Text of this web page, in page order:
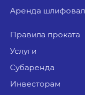
аренда
Правила проката
Услуги
Субаренда
Инвесторам